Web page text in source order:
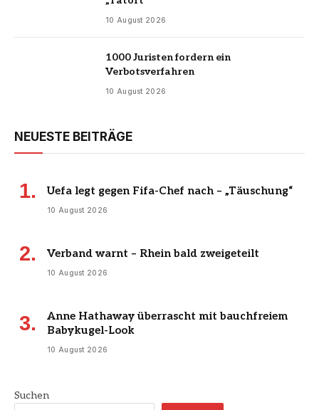
10 August 2026
1000 Juristen fordern ein
Verbotsverfahren
10 August 2026
NEUESTE BEITRÄGE
Uefa legt gegen Fifa-Chef nach – „Täuschung“
10 August 2026
Verband warnt – Rhein bald zweigeteilt
10 August 2026
Anne Hathaway überrascht mit bauchfreiem
Babykugel-Look
10 August 2026
Suchen